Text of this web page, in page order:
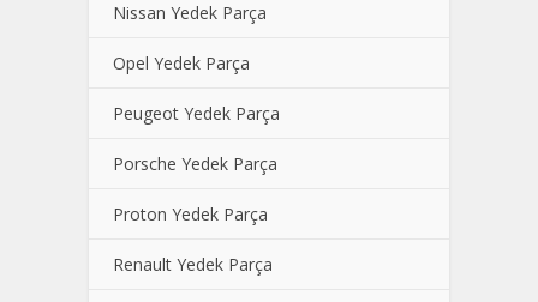
Nissan Yedek Parça
Opel Yedek Parça
Peugeot Yedek Parça
Porsche Yedek Parça
Proton Yedek Parça
Renault Yedek Parça